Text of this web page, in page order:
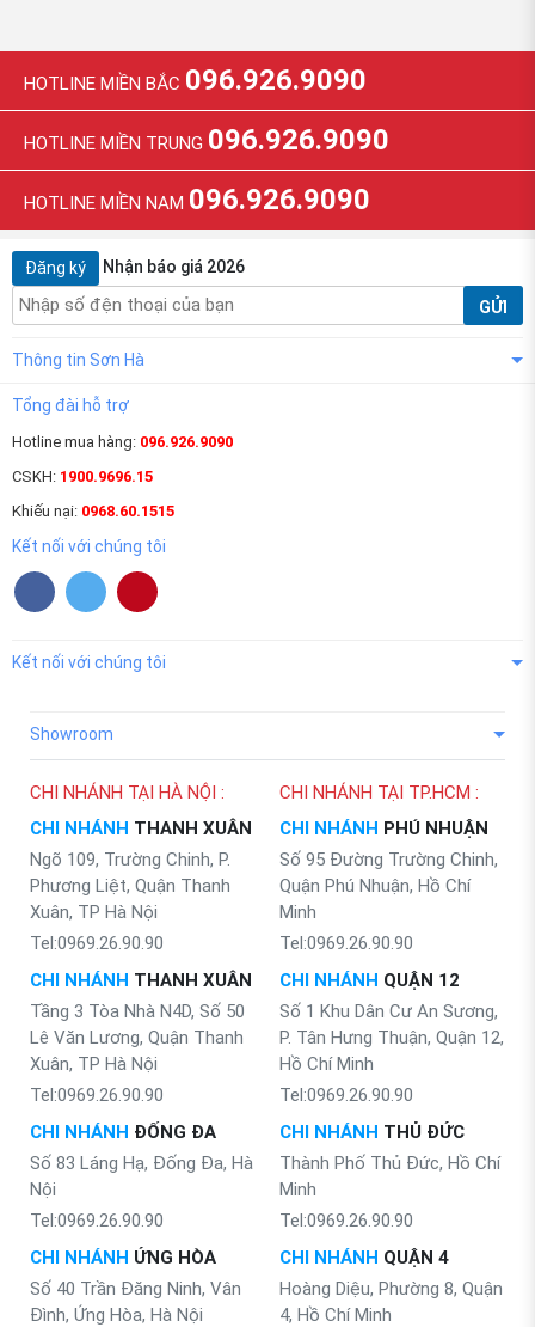
HOTLINE MIỀN BẮC 096.926.9090
HOTLINE MIỀN TRUNG 096.926.9090
HOTLINE MIỀN NAM 096.926.9090
Đăng ký Nhận báo giá 2026
GỬI
Thông tin Sơn Hà
Tổng đài hỗ trợ
Hotline mua hàng: 096.926.9090
CSKH: 1900.9696.15
Khiếu nại: 0968.60.1515
Kết nối với chúng tôi
Kết nối với chúng tôi
Showroom
CHI NHÁNH TẠI HÀ NỘI :
CHI NHÁNH THANH XUÂN
Ngõ 109, Trường Chinh, P.
Phương Liệt, Quận Thanh
Xuân, TP Hà Nội
Tel:0969.26.90.90
CHI NHÁNH THANH XUÂN
Tầng 3 Tòa Nhà N4D, Số 50
Lê Văn Lương, Quận Thanh
Xuân, TP Hà Nội
Tel:0969.26.90.90
CHI NHÁNH ĐỐNG ĐA
Số 83 Láng Hạ, Đống Đa, Hà
Nội
Tel:0969.26.90.90
CHI NHÁNH ỨNG HÒA
Số 40 Trần Đăng Ninh, Vân
Đình, Ứng Hòa, Hà Nội
CHI NHÁNH TẠI TP.HCM :
CHI NHÁNH PHÚ NHUẬN
Số 95 Đường Trường Chinh,
Quận Phú Nhuận, Hồ Chí
Minh
Tel:0969.26.90.90
CHI NHÁNH QUẬN 12
Số 1 Khu Dân Cư An Sương,
P. Tân Hưng Thuận, Quận 12,
Hồ Chí Minh
Tel:0969.26.90.90
CHI NHÁNH THỦ ĐỨC
Thành Phố Thủ Đức, Hồ Chí
Minh
Tel:0969.26.90.90
CHI NHÁNH QUẬN 4
Hoàng Diệu, Phường 8, Quận
4, Hồ Chí Minh